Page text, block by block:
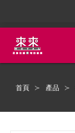
首頁 產品